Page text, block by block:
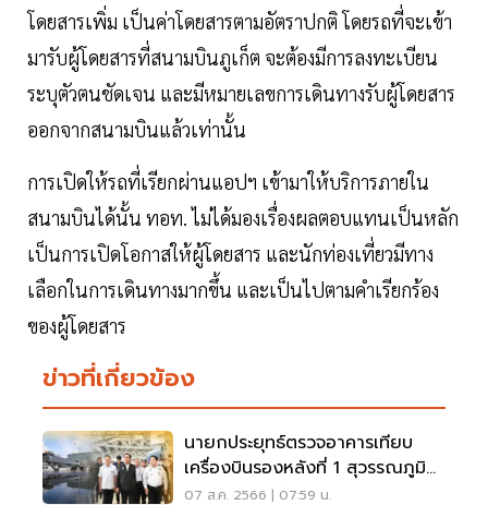
โดยสารเพิ่ม เป็นค่าโดยสารตามอัตราปกติ โดยรถที่จะเข้า
มารับผู้โดยสารที่สนามบินภูเก็ต จะต้องมีการลงทะเบียน
ระบุตัวตนชัดเจน และมีหมายเลขการเดินทางรับผู้โดยสาร
ออกจากสนามบินแล้วเท่านั้น
การเปิดให้รถที่เรียกผ่านแอปฯ เข้ามาให้บริการภายใน
สนามบินได้นั้น ทอท. ไม่ได้มองเรื่องผลตอบแทนเป็นหลัก
เป็นการเปิดโอกาสให้ผู้โดยสาร และนักท่องเที่ยวมีทาง
เลือกในการเดินทางมากขึ้น และเป็นไปตามคำเรียกร้อง
ของผู้โดยสาร
ข่าวที่เกี่ยวข้อง
นายกประยุทธ์ตรวจอาคารเทียบ
เครื่องบินรองหลังที่ 1 สุวรรณภูมิ
เปิด 28 ก.ย.นี้
07 ส.ค. 2566 | 07:59 น.